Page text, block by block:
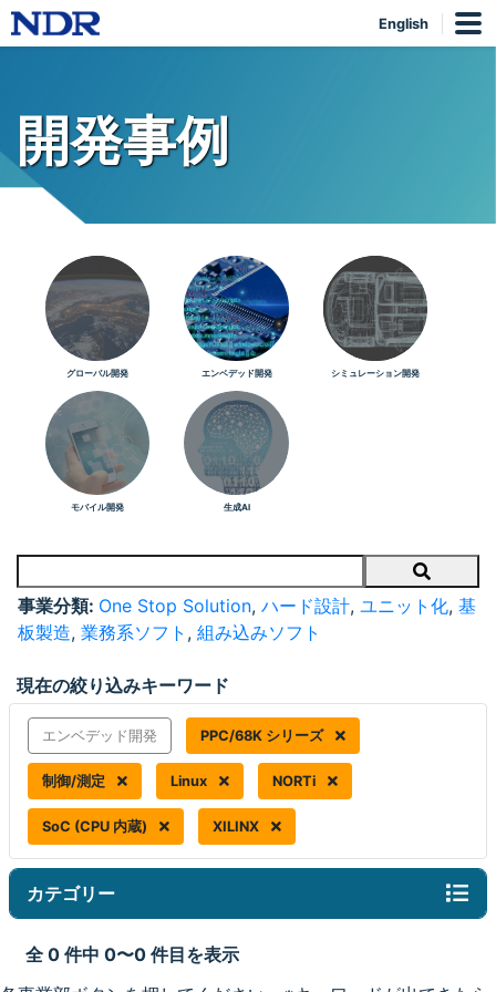
English
開発事例
グローバル開発 エンベデッド開発 シミュレーション開発
モバイル開発 生成AI
Search
事業分類: One Stop Solution, ハード設計, ユニット化, 基
板製造, 業務系ソフト , 組み込みソフト
現在の絞り込みキーワード
エンベデッド開発 PPC/68K シリーズ
制御/測定 Linux NORTi
SoC (CPU 内蔵) XILINX
カテゴリー
全 0 件中 0〜0 件目を表示